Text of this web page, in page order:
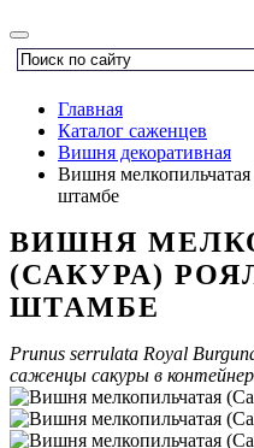
Главная
Каталог саженцев
Вишня декоративная
Вишня
штамбе
ВИШНЯ
(САКУРА)
ШТАМБЕ
Prunus serrulata Royal
саженцы сакуры в